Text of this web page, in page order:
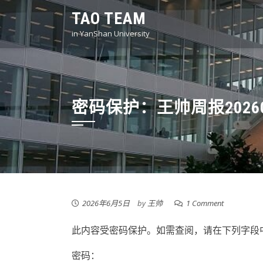
to
content
TAO TEAM
in YanShan University
密码保护：王帅周报
2026年6月5日 by王帅 1 Comment
此内容受密码保护。如需查阅，请在下列字
密码：